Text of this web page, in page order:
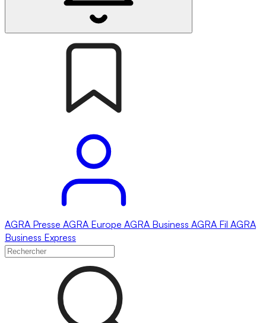
AGRA Presse AGRA Europe AGRA Business AGRA Fil AGRA
Business Express